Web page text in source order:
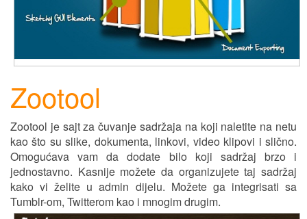
Zootool
Zootool je sajt za čuvanje sadržaja na koji naletite na netu
kao što su slike, dokumenta, linkovi, video klipovi i slično.
Omogućava vam da dodate bilo koji sadržaj brzo i
jednostavno. Kasnije možete da organizujete taj sadržaj
kako vi želite u admin dijelu. Možete ga integrisati sa
Tumblr-om, Twitterom kao i mnogim drugim.